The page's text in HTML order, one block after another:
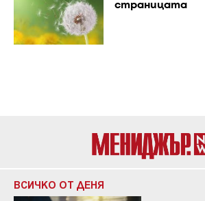
страницата
ВСИЧКО ОТ ДЕНЯ